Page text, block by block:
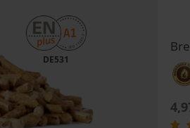
DE531